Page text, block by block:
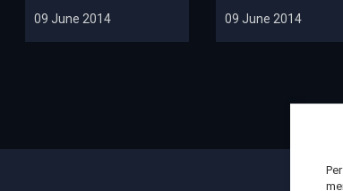
09 June 2014 09 June 2014